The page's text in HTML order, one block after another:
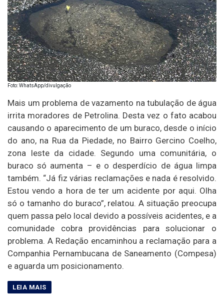
Foto: WhatsApp/divulgação
Mais um problema de vazamento na tubulação de água
irrita moradores de Petrolina. Desta vez o fato acabou
causando o aparecimento de um buraco, desde o início
do ano, na Rua da Piedade, no Bairro Gercino Coelho,
zona leste da cidade. Segundo uma comunitária, o
buraco só aumenta – e o desperdício de água limpa
também. “Já fiz várias reclamações e nada é resolvido.
Estou vendo a hora de ter um acidente por aqui. Olha
só o tamanho do buraco”, relatou. A situação preocupa
quem passa pelo local devido a possíveis acidentes, e a
comunidade cobra providências para solucionar o
problema. A Redação encaminhou a reclamação para a
Companhia Pernambucana de Saneamento (Compesa)
e aguarda um posicionamento.